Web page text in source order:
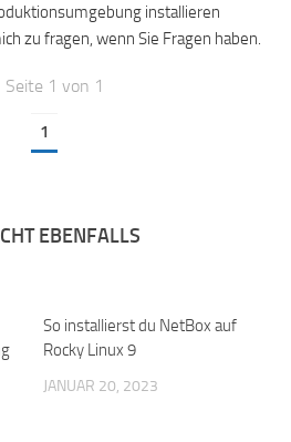
installieren
zu fragen, wenn Sie Fragen haben.
Seite 1 von 1
1
EBENFALLS
So installierst du NetBox auf
Rocky Linux 9
JANUAR 20, 2023